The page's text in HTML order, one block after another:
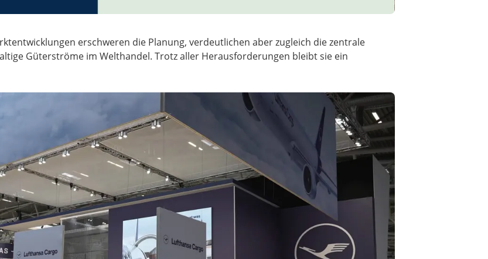
erschweren die Planung, verdeutlichen aber zugleich die zentrale
Güterströme im Welthandel. Trotz aller Herausforderungen bleibt sie ein